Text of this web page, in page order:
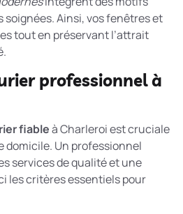
Ainsi, vos fenêtres et
tout en préservant l’attrait
professionnel à
fiableà Charleroi est cruciale
domicile. Un professionnel
services de qualité et une
les critères essentiels pour